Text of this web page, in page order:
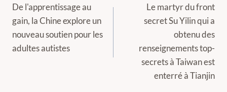
de
l’article
De l'apprentissage au
gain, la Chine explore un
nouveau soutien pour les
adultes autistes
Le martyr du front
secret Su Yilin qui a
obtenu des
renseignements top-
secrets à Taiwan est
enterré à Tianjin